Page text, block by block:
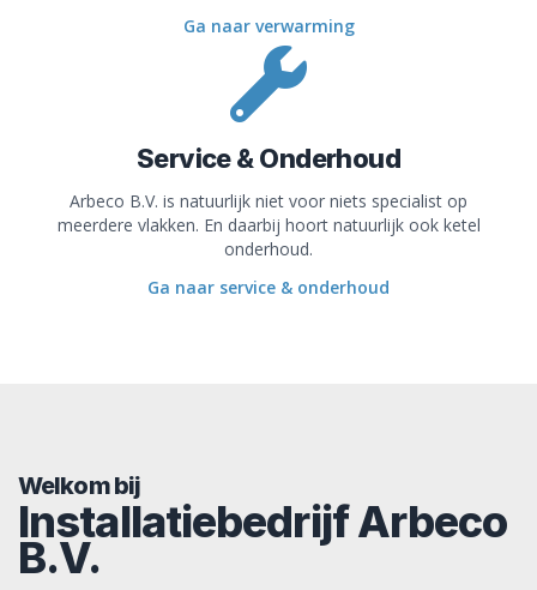
Ga naar verwarming
Service & Onderhoud
Arbeco B.V. is natuurlijk niet voor niets specialist op
meerdere vlakken. En daarbij hoort natuurlijk ook ketel
onderhoud.
Ga naar service & onderhoud
Welkom bij
Installatiebedrijf Arbeco
B.V.